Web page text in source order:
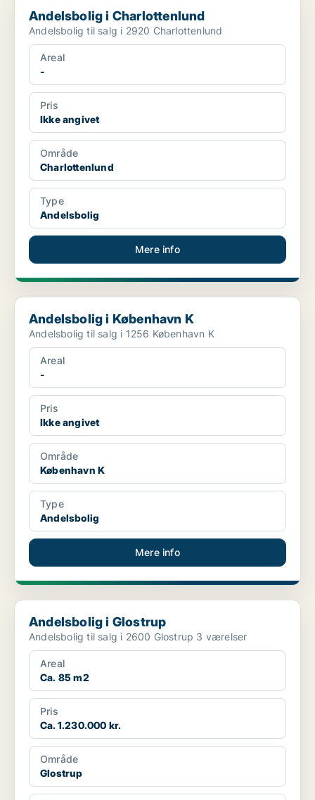
Andelsbolig i Charlottenlund
Andelsbolig til salg i 2920 Charlottenlund
Areal
-
Pris
Ikke angivet
Område
Charlottenlund
Type
Andelsbolig
Mere info
Andelsbolig i København K
Andelsbolig i København K
Andelsbolig til salg i 1256 København K
Areal
-
Pris
Ikke angivet
Område
København K
Type
Andelsbolig
Mere info
Andelsbolig i Glostrup
Andelsbolig i Glostrup
Andelsbolig til salg i 2600 Glostrup 3 værelser
Areal
Ca. 85 m2
Pris
Ca. 1.230.000 kr.
Område
Glostrup